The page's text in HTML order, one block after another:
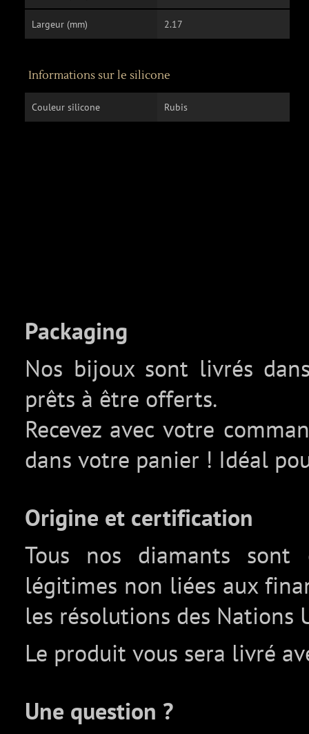
Largeur (mm) 2.17
Informations sur le silicone
Couleur silicone Rubis
Packaging
Nos bijoux sont livrés
prêts à être offerts.
Recevez avec votre
dans votre panier ! Idéal
Origine et certification
Tous nos diamants
légitimes non liées aux
les résolutions des Nations
Le produit vous sera livré
Une question ?